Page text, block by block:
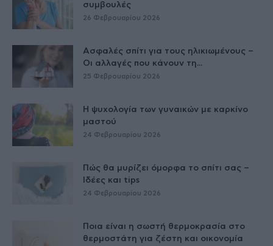
συμβουλές
26 Φεβρουαρίου 2026
Ασφαλές σπίτι για τους ηλικιωμένους –
Οι αλλαγές που κάνουν τη...
25 Φεβρουαρίου 2026
Η ψυχολογία των γυναικών με καρκίνο
μαστού
24 Φεβρουαρίου 2026
Πώς θα μυρίζει όμορφα το σπίτι σας –
Ιδέες και tips
24 Φεβρουαρίου 2026
Ποια είναι η σωστή θερμοκρασία στο
θερμοστάτη για ζέστη και οικονομία